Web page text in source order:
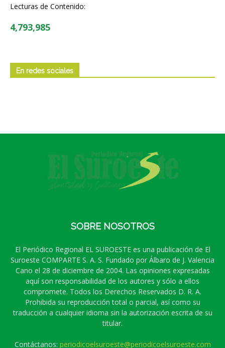
Lecturas de Contenido:
4,793,985
En redes sociales
SOBRE NOSOTROS
El Periódico Regional EL SUROESTE es una publicación de El
Suroeste COMPARTE S. A. S. Fundado por Álbaro de J. Valencia
Cano el 28 de diciembre de 2004. Las opiniones expresadas
aquí son responsabilidad de los autores y sólo a ellos
compromete. Todos los Derechos Reservados D. R. A.
Prohibida su reproducción total o parcial, así como su
traducción a cualquier idioma sin la autorización escrita de su
titular.
Contáctanos: periodicoelsuroeste@periodicoelsuroeste.com